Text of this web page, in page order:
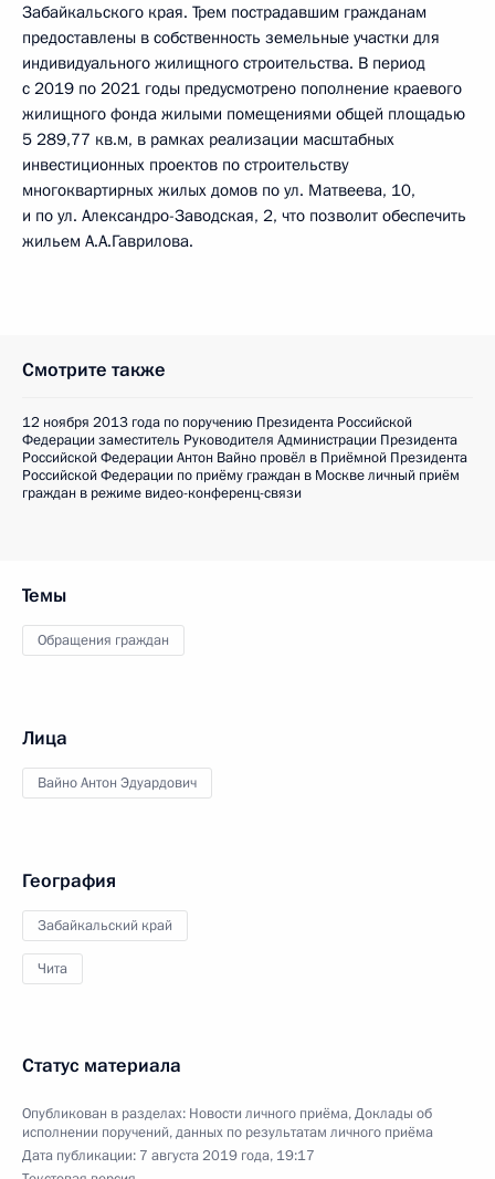
Забайкальского края. Трем пострадавшим гражданам
предоставлены в собственность земельные участки для
индивидуального жилищного строительства. В период
с 2019 по 2021 годы предусмотрено пополнение краевого
жилищного фонда жилыми помещениями общей площадью
5 289,77 кв.м, в рамках реализации масштабных
инвестиционных проектов по строительству
многоквартирных жилых домов по ул. Матвеева, 10,
и по ул. Александро-Заводская, 2, что позволит обеспечить
жильем А.А.Гаврилова.
Смотрите также
12 ноября 2013 года по поручению Президента Российской
Федерации заместитель Руководителя Администрации Президента
Российской Федерации Антон Вайно провёл в Приёмной Президента
Российской Федерации по приёму граждан в Москве личный приём
граждан в режиме видео-конференц-связи
Темы
Обращения граждан
Лица
Вайно Антон Эдуардович
География
Забайкальский край
Чита
Статус материала
Опубликован в разделах: Новости личного приёма,Доклады об
исполнении поручений, данных по результатам личного приёма
Дата публикации: 7 августа 2019 года, 19:17